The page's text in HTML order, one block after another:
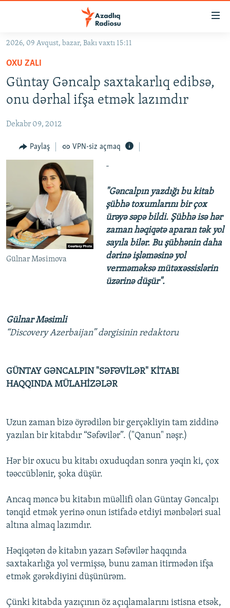
Əsas
qayıt
Əsas
naviqasiyaya
qayıt
Axtarışa
KORRUPSIOMETR
FƏRQƏ BAX
QANUNI DOĞRU
ARAŞDIRMA
MULTIMEDIA
FOTOQALEREYA
İNFOQRAFIKA
KARIKATURA
RADIO ARXIV
OXU ZALI
AZƏRBAYCAN ƏDƏBIYYATI KITABXANASI
İSLAM VƏ DEMOKRATIYA
HAQQIMIZDA
MISSIYAMIZ
PEŞƏ ETIKASI VƏ JURNALISTIKA STANDARTLARIMIZ
MATERIALLARIMIZDAN ISTIFADƏ
BIZIMLƏ ƏLAQƏ
XƏBƏR BÜLLETENLƏRIMIZ
BIZI IZLƏ
2026, 09 Avqust, bazar, Bakı vaxtı 15:11
OXU ZALI
Güntay Gəncalp saxtakarlıq edibsə,
onu dərhal ifşa etmək lazımdır
Dekabr 09, 2012
Paylaş VPN-siz açmaq
Gülnar Məsimova
-
"Gəncalpın yazdığı bu kitab
şübhə toxumlarını bir çox
ürəyə səpə bildi. Şübhə isə hər
zaman həqiqətə aparan tək yol
sayıla bilər. Bu şübhənin daha
dərinə işləməsinə yol
verməməksə mütəxəssislərin
üzərinə düşür".
Gülnar Məsimli
“Discovery Azerbaijan” dərgisinin redaktoru
GÜNTAY GƏNCALPIN "SƏFƏVİLƏR" KİTABI
HAQQINDA MÜLAHİZƏLƏR
Uzun zaman bizə öyrədilən bir gerçəkliyin tam ziddinə
yazılan bir kitabdır “Səfəvilər”. ("Qanun" nəşr.)
Hər bir oxucu bu kitabı oxuduqdan sonra yəqin ki, çox
təəccüblənir, şoka düşür.
Ancaq məncə bu kitabın müəllifi olan Güntay Gəncalpı
tənqid etmək yerinə onun istifadə etdiyi mənbələri sual
altına almaq lazımdır.
Həqiqətən də kitabın yazarı Səfəvilər haqqında
saxtakarlığa yol vermişsə, bunu zaman itirmədən ifşa
etmək gərəkdiyini düşünürəm.
Çünki kitabda yazıçının öz açıqlamalarını istisna etsək,